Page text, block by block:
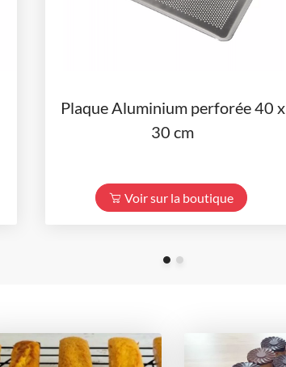
Plaque Aluminium perforée 40 x
30 cm
Voir sur la boutique